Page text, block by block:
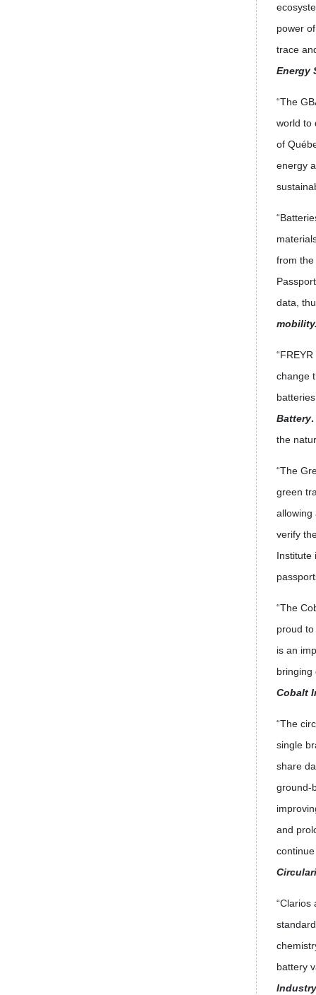
power
trace
Energy
“The
world to
of
energy
from
data,
change
Battery.
the
“The
green
allowing
verify
Institute
“The
proud
is an
bringing
Cobalt
“The
single
share
ground-
and
“Clarios
battery